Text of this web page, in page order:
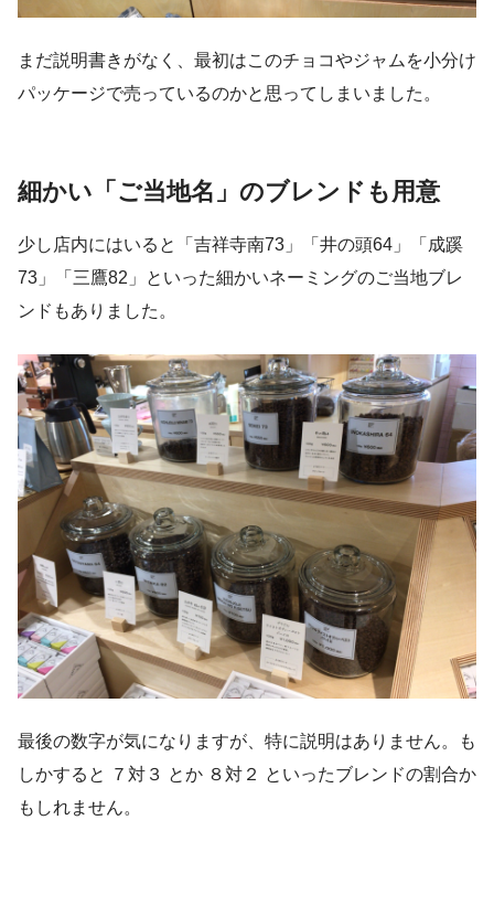
まだ説明書きがなく、最初はこのチョコやジャムを小分け
パッケージで売っているのかと思ってしまいました。
細かい「ご当地名」のブレンドも用意
少し店内にはいると「吉祥寺南73」「井の頭64」「成蹊
73」「三鷹82」といった細かいネーミングのご当地ブレ
ンドもありました。
最後の数字が気になりますが、特に説明はありません。も
しかすると ７対３ とか ８対２ といったブレンドの割合か
もしれません。